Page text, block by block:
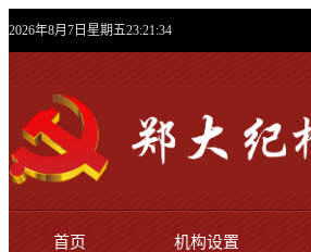
2026年8月7日星期五23:21:35
首页 机构设置